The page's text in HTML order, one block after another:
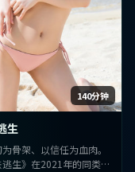
140分钟
生
骨架、以信任为血肉。
逃生》在2021年的同类作